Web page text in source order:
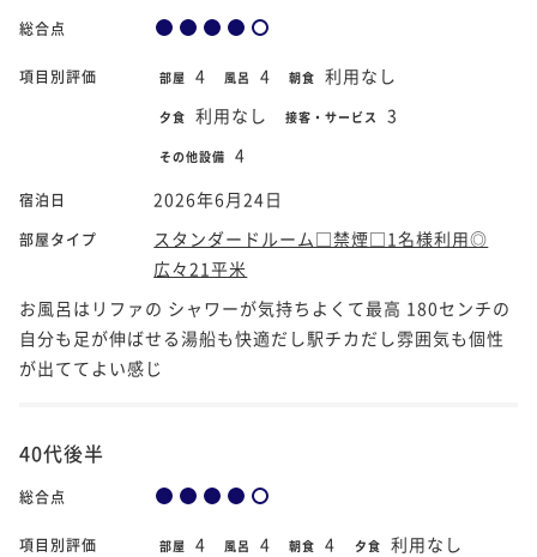
総合点
項目別評価 部屋 4 風呂 4 朝食 利用なし
夕食 利用なし 接客・サービス 3
その他設備 4
宿泊日 2026年6月24日
部屋タイプ
スタンダードルーム□禁煙□1名様利用◎
広々21平米
お風呂はリファの シャワーが気持ちよくて最高 180センチの
自分も足が伸ばせる湯船も快適だし駅チカだし雰囲気も個性
が出ててよい感じ
40代後半
総合点
項目別評価 部屋 4 風呂 4 朝食 4 夕食 利用なし